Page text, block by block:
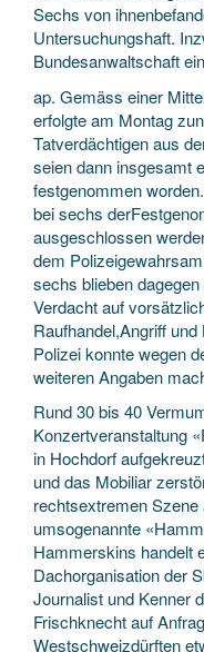
Sechs von
Untersuchungshaft.
Bundesanwaltschaft
ap. Gemäss einer
erfolgte am Montag
Tatverdächtigen aus
seien dann insgesamt
festgenommen
bei sechs
ausgeschlossen
dem
sechs blieben
Verdacht auf
Raufhandel,Angriff
Polizei konnte wegen
weiteren Angaben
Rund 30 bis 40
Konzertveranstaltung
in Hochdorf
und das Mobiliar
rechtsextremen
umsogenannte
Hammerskins handelt
Dachorganisation der
Journalist und Kenner
Frischknecht auf
Westschweizdürften